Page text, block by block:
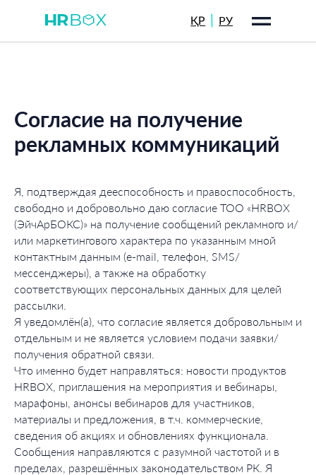
РУ
|
ҚР
Согласие на получение
рекламных коммуникаций
Я, подтверждая дееспособность и правоспособность,
свободно и добровольно даю согласие ТОО «HRBOX
(ЭйчАрБОКС)» на получение сообщений рекламного и/
или маркетингового характера по указанным мной
контактным данным (e‑mail, телефон, SMS/
мессенджеры), а также на обработку
соответствующих персональных данных для целей
рассылки.
Я уведомлён(а), что согласие является добровольным и
отдельным и не является условием подачи заявки/
получения обратной связи.
Что именно будет направляться: новости продуктов
HRBOX, приглашения на мероприятия и вебинары,
марафоны, анонсы вебинаров для участников,
материалы и предложения, в т.ч. коммерческие,
сведения об акциях и обновлениях функционала.
Сообщения направляются с разумной частотой и в
пределах, разрешённых законодательством РК. Я